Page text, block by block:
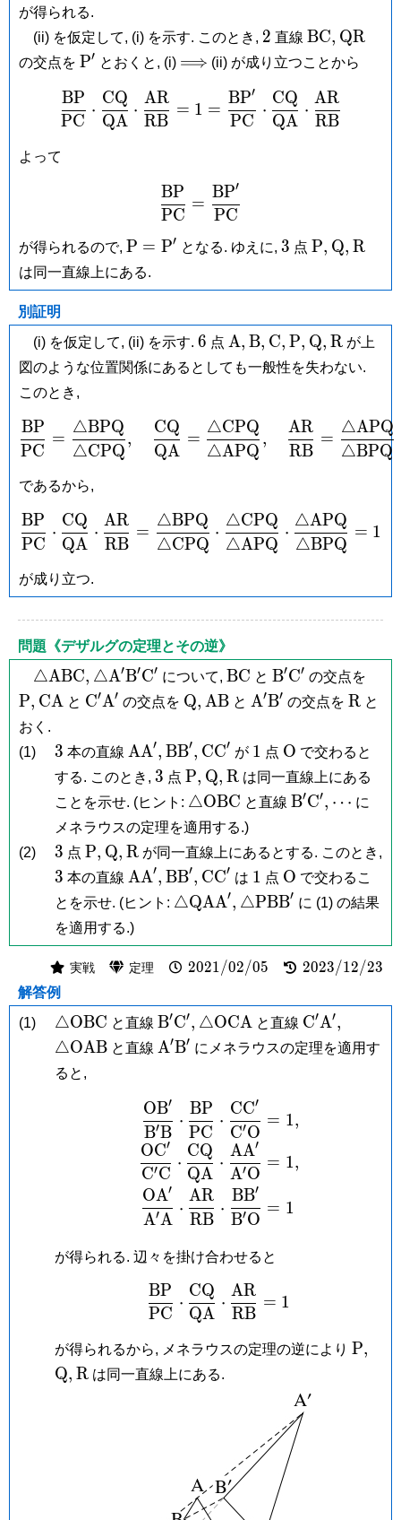
が得られる.
(ii) を仮定して, (i) を示す. このとき, 2
2 直線 BC, QR
の交点を \mathrm
P′ とおくと, (i) \Longrightarrow
⟹ (ii) が成り立つことから
PC
BP
⋅
QA
CQ
⋅
RB
AR
= 1 =
PC
BP′
⋅
QA
CQ
⋅
RB
AR
よって
PC
BP
=
PC
BP′
が得られるので, \mathrm
P =
\mathrm
P = P′ となる. ゆえに, 3
3 点 \mathrm
P, \mathrm
Q, R
は同一直線上にある.
別証明
(i) を仮定して, (ii) を示す. 6
6 点 \mathrm
A,
A, \mathrm
B,
B, \mathrm
C,
C, \mathrm
P,
P, \mathrm
Q,
Q, \mathrm
R
R が上
図のような位置関係にあるとしても一般性を失わない.
このとき,
PC
BP
=
△CPQ
△BPQ
,
QA
CQ
=
△APQ
△CPQ
,
RB
AR
=
△BPQ
△APQ
であるから,
PC
BP
⋅
QA
CQ
⋅
RB
AR
=
△CPQ
△BPQ
⋅
△APQ
△CPQ
⋅
△BPQ
△APQ
= 1
が成り立つ.
問題《デザルグの定理とその逆》
\triangle\mathrm{ABC},
△ABC, \triangle\mathrm
A'\mathrm
B'\mathrm C'
△A′B′C′ について, \mathrm{BC}
BC と \mathrm
B'\mathrm
B′C′ の交点を
P,
P, \mathrm{CA}
CA と \mathrm
A'
C′A′ の交点を \mathrm
Q, \mathrm{AB}
AB と \mathrm
B'
A′B′ の交点を R と
おく.
(1)
3
3 本の直線 \mathrm{AA}',
AA′, \mathrm{BB}',
BB′, \mathrm{CC}'
CC′ が 1
1 点 \mathrm
O
O で交わると
する. このとき, 3
3 点 \mathrm
P,
P, \mathrm
Q,
Q, \mathrm
R
R は同一直線上にある
ことを示せ. (ヒント: \triangle\mathrm{OBC}
△OBC と直線 \mathrm
C',
B′C′, \cdots
⋯ に
メネラウスの定理を適用する.)
(2)
3
3 点 \mathrm
P,
P, \mathrm
Q,
Q, \mathrm
R
R が同一直線上にあるとする. このとき,
3
3 本の直線 \mathrm{AA}',
AA′, \mathrm{BB}',
BB′, \mathrm{CC}'
CC′ は 1
1 点 \mathrm
O
O で交わるこ
とを示せ. (ヒント: \triangle\mathrm{QAA}',
△QAA′, △PBB′ に (1) の結果
を適用する.)
実戦 定理 2021/02/05
2021/02/05 2023/12/23
2023/12/23
解答例
(1)
\triangle\mathrm{OBC}
△OBC と直線 \mathrm
B'\mathrm
B′C′, \triangle\mathrm{OCA}
△OCA と直線 \mathrm
C'\mathrm
C′A′,
△OAB と直線 \mathrm
A′B′ にメネラウスの定理を適用す
ると,
\begin{aligned}
B′B
OB′
⋅
PC
BP
⋅
C′O
CC′
C′C
OC′
⋅
QA
CQ
⋅
A′O
AA′
A′A
OA′
⋅
RB
AR
⋅
B′O
BB′
= 1,
= 1,
= 1
が得られる. 辺々を掛け合わせると
PC
BP
⋅
QA
CQ
⋅
RB
AR
= 1
が得られるから, メネラウスの定理の逆により P,
Q, \mathrm
R は同一直線上にある.